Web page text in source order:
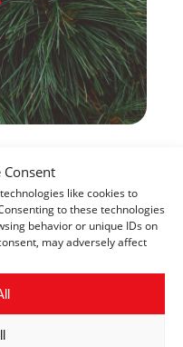
Consent
like cookies to
to these technologies
behavior or unique IDs on
may adversely affect
on yrittäjyyttä
Savossa
tukea idealleen
,
Kuopio, Pohjois-